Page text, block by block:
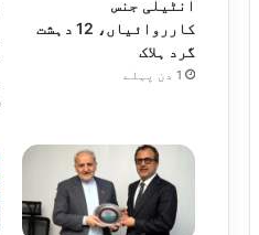
انٹیلی جنس
کارروائیاں، 12 دہشت
گرد ہلاک
1 دن پہلے